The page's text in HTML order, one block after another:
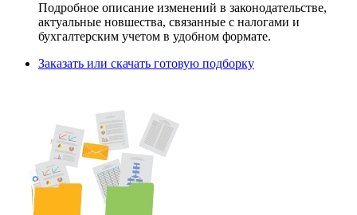
Подробное описание изменений в законодательстве,
актуальные новшества, связанные с налогами и
бухгалтерским учетом в удобном формате.
Заказать или скачать готовую подборку